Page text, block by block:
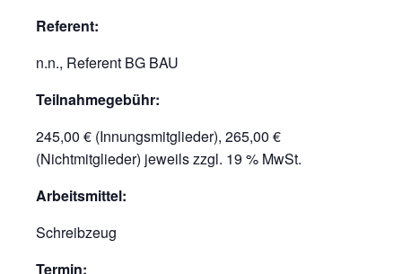
Referent:
n.n., Referent BG BAU
Teilnahmegebühr:
245,00 € (Innungsmitglieder), 265,00 €
(Nichtmitglieder) jeweils zzgl. 19 % MwSt.
Arbeitsmittel:
Schreibzeug
Termin: